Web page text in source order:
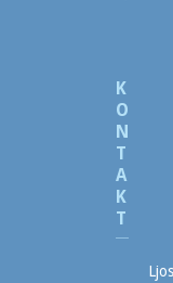
K
O
N
T
A
K
T